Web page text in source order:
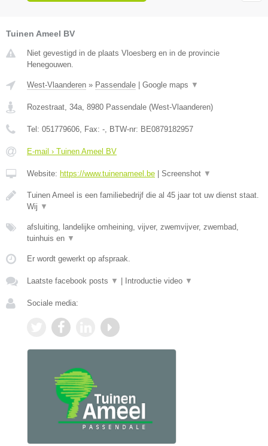
Tuinen Ameel BV
Niet gevestigd in de plaats Vloesberg en in de provincie
Henegouwen.
West-Vlaanderen » Passendale Google maps ▼
Rozestraat, 34a, 8980 Passendale (West-Vlaanderen)
Tel: 051779606, Fax: -, BTW-nr: BE0879182957
E-mail › Tuinen Ameel BV
Website: https://www.tuinenameel.be Screenshot ▼
Tuinen Ameel is een familiebedrijf die al 45 jaar tot uw dienst staat.
Wij ▼
afsluiting, landelijke omheining, vijver, zwemvijver, zwembad,
tuinhuis en ▼
Er wordt gewerkt op afspraak.
Laatste facebook posts ▼ Introductie video ▼
Sociale media: